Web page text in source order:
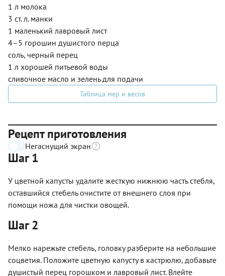
1 л молока
3 ст. л. манки
1 маленький лавровый лист
4–5 горошин душистого перца
соль, черный перец
1 л хорошей питьевой воды
сливочное масло и зелень для подачи
Таблица мер и весов
Рецепт приготовления
Негаснущий экран
Шаг 1
У цветной капусты удалите жесткую нижнюю часть стебля,
оставшийся стебель очистите от внешнего слоя при
помощи ножа для чистки овощей.
Шаг 2
Мелко нарежьте стебель, головку разберите на небольшие
соцветия. Положите цветную капусту в кастрюлю, добавьте
душистый перец горошком и лавровый лист. Влейте